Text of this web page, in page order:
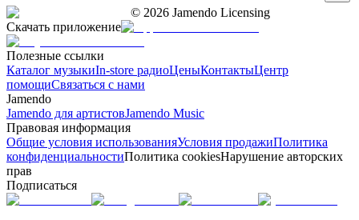
© 2026 Jamendo Licensing
Скачать приложение
Полезные ссылки
Каталог музыкиIn-store радиоЦеныКонтактыЦентр
помощиСвязаться с нами
Jamendo
Jamendo для артистовJamendo Music
Правовая информация
Общие условия использованияУсловия продажиПолитика
конфиденциальностиПолитика cookiesНарушение авторских
прав
Подписаться